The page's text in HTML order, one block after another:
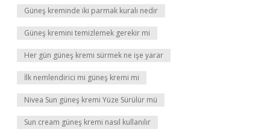
Güneş kreminde iki parmak kuralı nedir
Güneş kremini temizlemek gerekir mi
Her gün güneş kremi sürmek ne işe yarar
İlk nemlendirici mi güneş kremi mi
Nivea Sun güneş kremi Yüze Sürülür mü
Sun cream güneş kremi nasıl kullanılır